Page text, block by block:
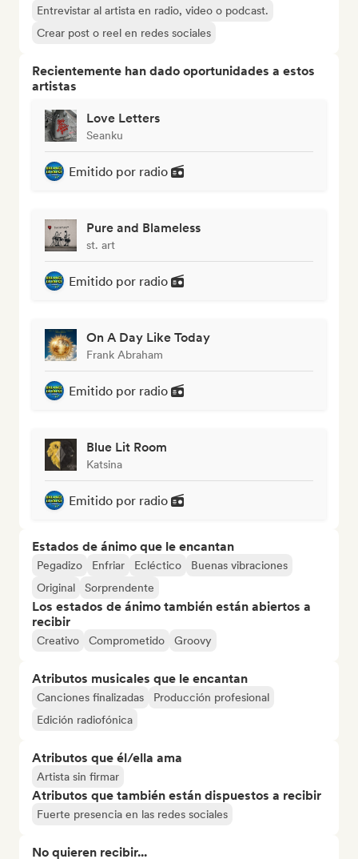
Entrevistar al artista en radio, video o podcast.
Crear post o reel en redes sociales
Recientemente han dado oportunidades a estos
artistas
Love Letters
Seanku
Emitido por radio
Pure and Blameless
st. art
Emitido por radio
On A Day Like Today
Frank Abraham
Emitido por radio
Blue Lit Room
Katsina
Emitido por radio
Estados de ánimo que le encantan
Pegadizo Enfriar Ecléctico
Buenas vibraciones
Original
Sorprendente
Los estados de ánimo también están abiertos a
recibir
Creativo Comprometido Groovy
Atributos musicales que le encantan
Canciones finalizadas
Producción profesional
Edición radiofónica
Atributos que él/ella ama
Artista sin firmar
Atributos que también están dispuestos a recibir
Fuerte presencia en las redes sociales
No quieren recibir...